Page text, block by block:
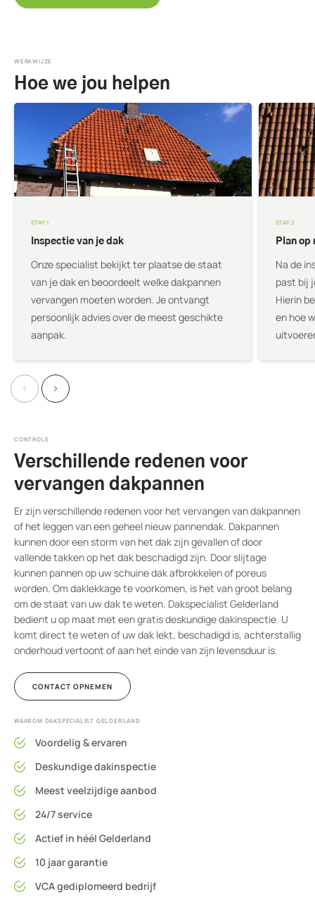
WERKWIJZE
Hoe we jou helpen
STAP 1
Inspectie van je dak
Onze specialist bekijkt ter plaatse de staat
van je dak en beoordeelt welke dakpannen
vervangen moeten worden. Je ontvangt
persoonlijk advies over de meest geschikte
aanpak.
STAP 2
Plan op
Na de
past bij
Hierin
en hoe
CONTROLE
Verschillende redenen voor
vervangen dakpannen
Er zijn verschillende redenen voor het vervangen van dakpannen
of het leggen van een geheel nieuw pannendak. Dakpannen
kunnen door een storm van het dak zijn gevallen of door
vallende takken op het dak beschadigd zijn. Door slijtage
kunnen pannen op uw schuine dak afbrokkelen of poreus
worden. Om daklekkage te voorkomen, is het van groot belang
om de staat van uw dak te weten. Dakspecialist Gelderland
bedient u op maat met een gratis deskundige dakinspectie. U
komt direct te weten of uw dak lekt, beschadigd is, achterstallig
onderhoud vertoont of aan het einde van zijn levensduur is.
CONTACT OPNEMEN
WAAROM DAKSPECIALIST GELDERLAND
Voordelig & ervaren
Deskundige dakinspectie
Meest veelzijdige aanbod
24/7 service
Actief in héél Gelderland
10 jaar garantie
VCA gediplomeerd bedrijf